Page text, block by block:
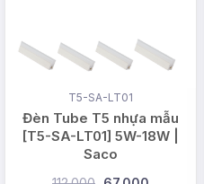
T5-SA-LT01
Đèn Tube T5 nhựa mẫu
[T5-SA-LT01] 5W-18W |
Saco